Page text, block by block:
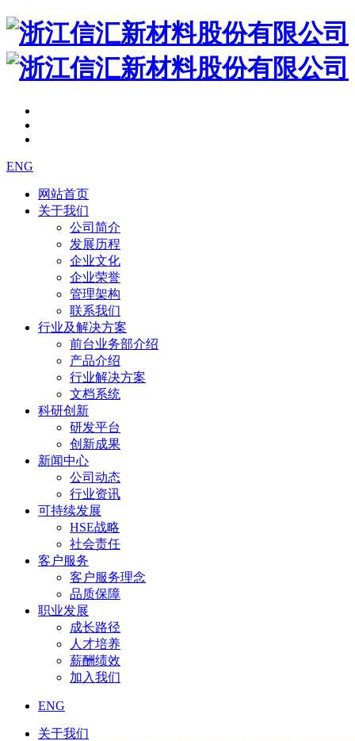
ENG
网站首页
关于我们
公司简介
发展历程
企业文化
企业荣誉
管理架构
联系我们
行业及解决方案
前台业务部介绍
产品介绍
行业解决方案
文档系统
科研创新
研发平台
创新成果
新闻中心
公司动态
行业资讯
可持续发展
HSE战略
社会责任
客户服务
客户服务理念
品质保障
职业发展
成长路径
人才培养
薪酬绩效
加入我们
ENG
关于我们